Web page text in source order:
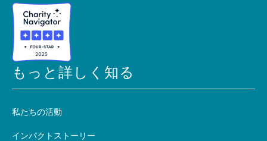
もっと詳しく知る
私たちの活動
インパクトストーリー